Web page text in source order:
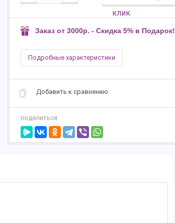
клик
Заказ от 3000р. - Скидка 5% в Подарок!
Подробные характеристики
Добавить к сравнению
поделиться